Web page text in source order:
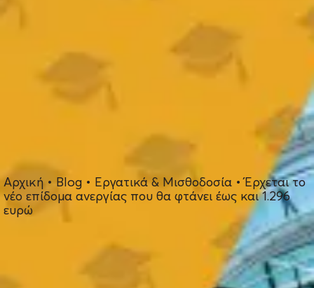
Αρχική • Blog • Εργατικά & Μισθοδοσία •Έρχεται το
νέο επίδομα ανεργίας που θα φτάνει έως και 1.296
ευρώ